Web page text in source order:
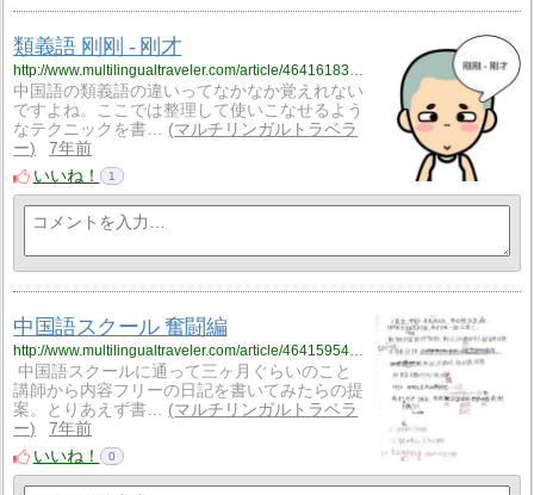
類義語 刚刚 - 刚才
中国語の類義語の違いってなかなか覚えれない
ですよね。ここでは整理して使いこなせるよう
なテクニックを書…
マルチリンガルトラベラ
ー
7年前
いいね！
1
中国語スクール 奮闘編
中国語スクールに通って三ヶ月ぐらいのこと
講師から内容フリーの日記を書いてみたらの提
案。とりあえず書…
マルチリンガルトラベラ
ー
7年前
いいね！
0